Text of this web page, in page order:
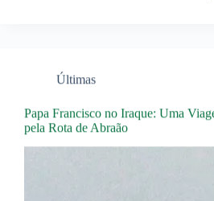
Últimas
Papa Francisco no Iraque: Uma
pela Rota de Abraão